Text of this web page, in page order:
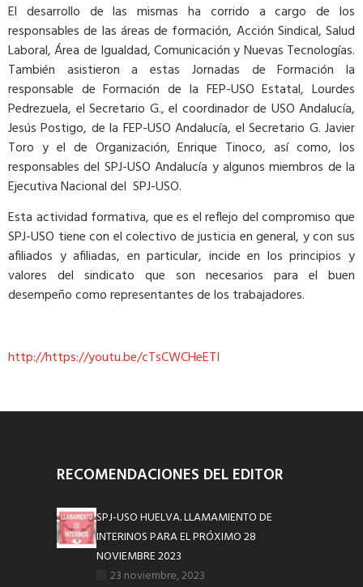
El desarrollo de las mismas ha corrido a cargo de los
responsables de las áreas de formación, Acción Sindical, Salud
Laboral, Área de Igualdad, Comunicación y Nuevas Tecnologías.
También asistieron a estas Jornadas de Formación la
responsable de Formación de la FEP-USO Estatal, Lourdes
Pedrezuela, el Secretario G., el coordinador de USO Andalucía,
Jesús Postigo, de la FEP-USO Andalucía, el Secretario G. Javier
Toro y el de Organización, Enrique Tinoco, así como, los
responsables del SPJ-USO Andalucía y algunos miembros de la
Ejecutiva Nacional del SPJ-USO.
Esta actividad formativa, que es el reflejo del compromiso que
SPJ-USO tiene con el colectivo de justicia en general, y con sus
afiliados y afiliadas, en particular, incide en los principios y
valores del sindicato que son necesarios para el buen
desempeño como representantes de los trabajadores.
http://https://youtu.be/cTsCWCHeETI
RECOMENDACIONES DEL EDITOR
SPJ-USO HUELVA. LLAMAMIENTO DE
INTERINOS PARA EL PRÓXIMO 28
NOVIEMBRE 2023
23 noviembre, 2023